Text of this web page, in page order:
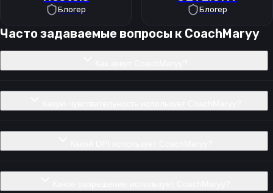
Блогер Блогер
Часто задаваемые вопросы к CoachMaryy